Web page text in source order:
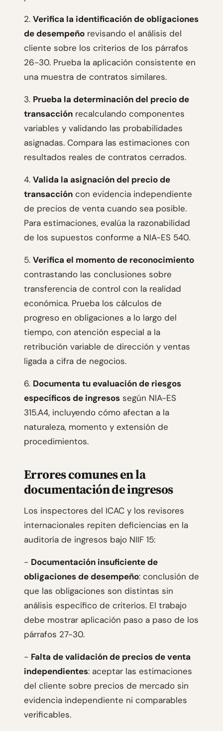
2. Verifica la identificación de obligaciones
de desempeño revisando el análisis del
cliente sobre los criterios de los párrafos
26-30. Prueba la aplicación consistente en
una muestra de contratos similares.
3. Prueba la determinación del precio de
transacción recalculando componentes
variables y validando las probabilidades
asignadas. Compara las estimaciones con
resultados reales de contratos cerrados.
4. Valida la asignación del precio de
transacción con evidencia independiente
de precios de venta cuando sea posible.
Para estimaciones, evalúa la razonabilidad
de los supuestos conforme a NIA-ES 540.
5. Verifica el momento de reconocimiento
contrastando las conclusiones sobre
transferencia de control con la realidad
económica. Prueba los cálculos de
progreso en obligaciones a lo largo del
tiempo, con atención especial a la
retribución variable de dirección y ventas
ligada a cifra de negocios.
6. Documenta tu evaluación de riesgos
específicos de ingresos según NIA-ES
315.A4, incluyendo cómo afectan a la
naturaleza, momento y extensión de
procedimientos.
Errores comunes en la
documentación de ingresos
Los inspectores del ICAC y los revisores
internacionales repiten deficiencias en la
auditoría de ingresos bajo NIIF 15:
- Documentación insuficiente de
obligaciones de desempeño: conclusión de
que las obligaciones son distintas sin
análisis específico de criterios. El trabajo
debe mostrar aplicación paso a paso de los
párrafos 27-30.
- Falta de validación de precios de venta
independientes: aceptar las estimaciones
del cliente sobre precios de mercado sin
evidencia independiente ni comparables
verificables.